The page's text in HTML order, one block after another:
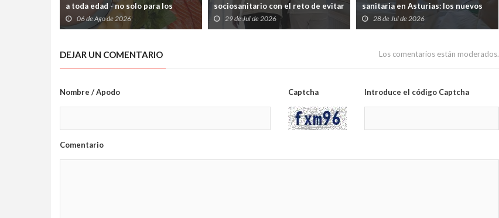
a toda edad - no solo para los
deportistas
06 de Ago de 2026
sociosanitario con el reto de evitar
que los pacientes queden
atrapados entre Salud y Servicios
29 de Jul de 2026
sanitaria en Asturias: los nuevos
fármacos llegarán, pero solo podrá
pagarlos quien tenga hasta 30.000
28 de Jul de 2026
DEJAR UN COMENTARIO Los comentarios están moderados.
Nombre / Apodo Captcha Introduce el código Captcha
Comentario